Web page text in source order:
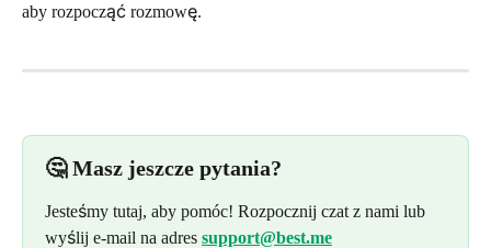
aby rozpocząć rozmowę.
🤔 Masz jeszcze pytania?
Jesteśmy tutaj, aby pomóc! Rozpocznij czat z nami lub
wyślij e-mail na adres support@best.me